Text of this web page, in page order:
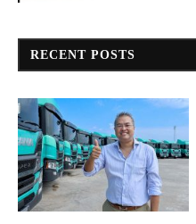
RECENT POSTS